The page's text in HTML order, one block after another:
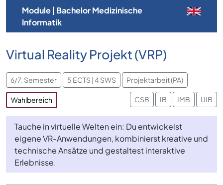
Module| Bachelor Medizinische
Informatik
Virtual Reality Projekt (VRP)
6/7. Semester 5 ECTS | 4 SWS Projektarbeit (PA)
Wahlbereich CSB IB IMB UIB
Tauche in virtuelle Welten ein: Du entwickelst
eigene VR-Anwendungen, kombinierst kreative und
technische Ansätze und gestaltest interaktive
Erlebnisse.